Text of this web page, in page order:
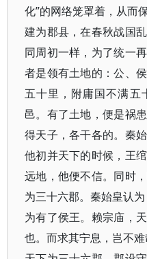
化”的网络笼罩着，从而
建为郡县，在春秋战国
同周初一样，为了统一
者是领有土地的：公、
五十里，附庸国不满五
邑。有了土地，便是祸
得天子，各干各的。秦
他初并天下的时候，王
远地，他便不信。同时
为三十六郡。秦始皇认
为有了侯王。赖宗庙，
也。而求其宁息，岂不